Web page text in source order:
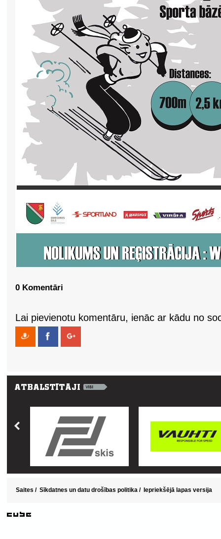
0 Komentāri
Lai pievienotu komentāru, ienāc ar kādu no
Saites / Sīkdatnes un datu drošības politika / Iepriekšējā lapas versija